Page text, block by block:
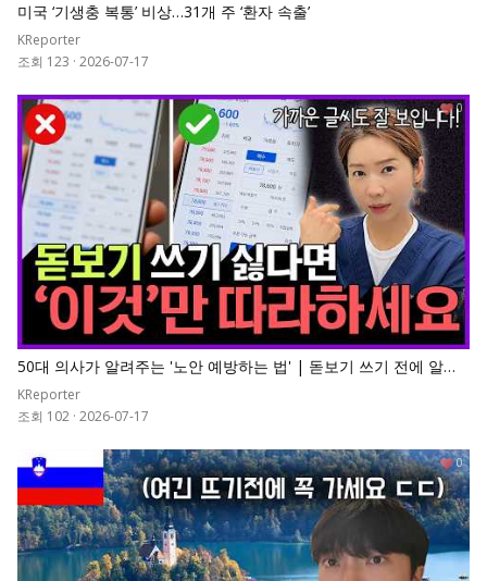
미국 ‘기생충 복통’ 비상…31개 주 ‘환자 속출’
KReporter
조회 123 · 2026-07-17
50대 의사가 알려주는 '노안 예방하는 법' | 돋보기 쓰기 전에 알아
야 할 노안 예방법
KReporter
조회 102 · 2026-07-17
0
0